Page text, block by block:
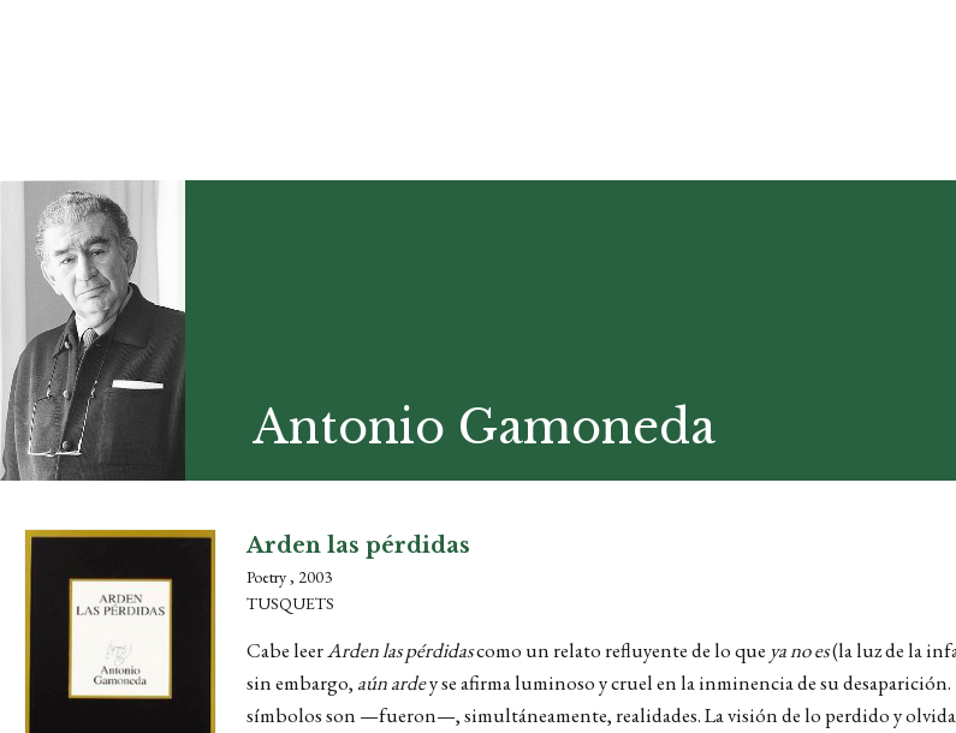
Antonio Gamoneda
Arden las pérdidas
Poetry , 2003
TUSQUETS
Cabe leerArden las pérdidascomo un relato refluyente de lo que ya no es(la luz de la
sin embargo, aún ardey se afirma luminoso y cruel en la inminencia de su
símbolos son —fueron—, simultáneamente, realidades. La visión de lo perdido y